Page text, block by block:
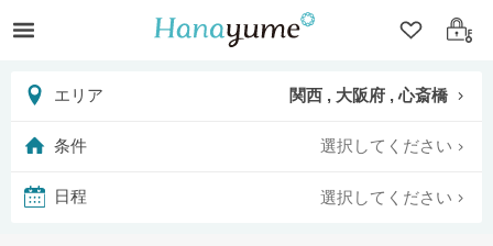
クリップ
ログ
エリア 関西 , 大阪府 , 心斎橋
条件 選択してください
日程 選択してください